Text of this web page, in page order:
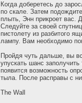
Когда доберетесь до
по скале. Затем
плыть, Энн прикроет вас.
Следуйте за своей
пистолету из разбитого
лампу. Вам необходимо
Пройдя чуть дальше, вы
упускать шанс
появится возможность
тыла. После расправы с
The Wall